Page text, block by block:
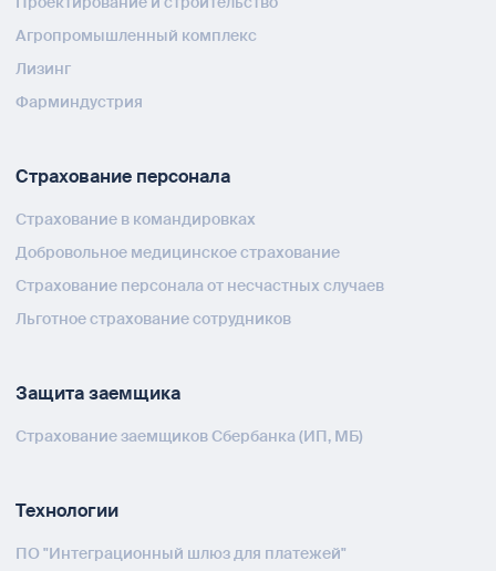
Агропромышленный комплекс
Лизинг
Фарминдустрия
Страхование персонала
Страхование в командировках
Добровольное медицинское страхование
Страхование персонала от несчастных случаев
Льготное страхование сотрудников
Защита заемщика
Страхование заемщиков Сбербанка (ИП, МБ)
Технологии
ПО "Интеграционный шлюз для платежей"